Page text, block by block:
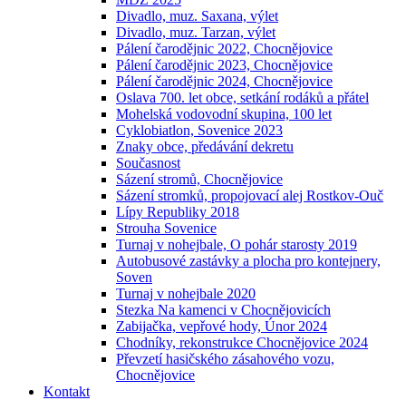
Divadlo, muz. Saxana, výlet
Divadlo, muz. Tarzan, výlet
Pálení čarodějnic 2022, Chocnějovice
Pálení čarodějnic 2023, Chocnějovice
Pálení čarodějnic 2024, Chocnějovice
Oslava 700. let obce, setkání rodáků a přátel
Mohelská vodovodní skupina, 100 let
Cyklobiatlon, Sovenice 2023
Znaky obce, předávání dekretu
Současnost
Sázení stromů, Chocnějovice
Sázení stromků, propojovací alej Rostkov-Ouč
Lípy Republiky 2018
Strouha Sovenice
Turnaj v nohejbale, O pohár starosty 2019
Autobusové zastávky a plocha pro kontejnery,
Soven
Turnaj v nohejbale 2020
Stezka Na kamenci v Chocnějovicích
Zabijačka, vepřové hody, Únor 2024
Chodníky, rekonstrukce Chocnějovice 2024
Převzetí hasičského zásahového vozu,
Chocnějovice
Kontakt